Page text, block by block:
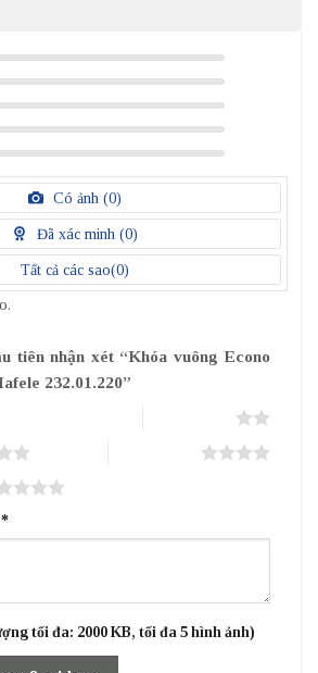
Có ảnh (0)
Đã xác minh (0)
Tất cả các sao(0)
tiên nhận xét “Khóa vuông Econo
232.01.220”
*
tối đa: 2000 KB, tối đa 5 hình ảnh)